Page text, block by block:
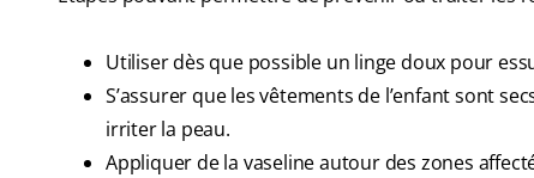
Utiliser dès que possible un linge doux pour
S’assurer que les vêtements de l’enfant sont
irriter la peau.
Appliquer de la vaseline autour des zones